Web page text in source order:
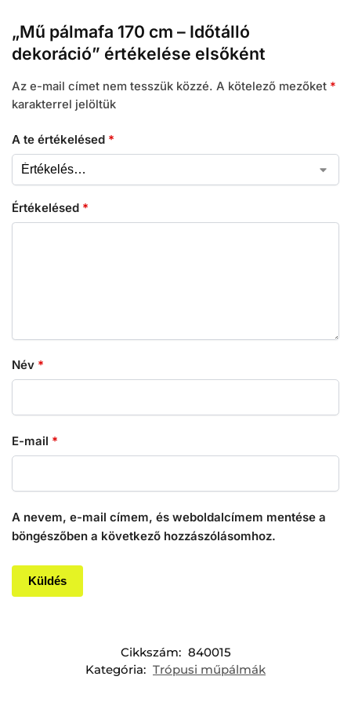
„Mű pálmafa 170 cm – Időtálló
dekoráció” értékelése elsőként
Az e-mail címet nem tesszük közzé. A kötelező mezőket *
karakterrel jelöltük
A te értékelésed *
Értékelésed *
Név *
E-mail *
A nevem, e-mail címem, és weboldalcímem mentése a
böngészőben a következő hozzászólásomhoz.
Cikkszám: 840015
Kategória: Trópusi műpálmák